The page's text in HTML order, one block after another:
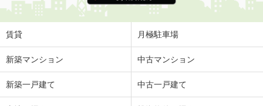
賃貸 月極駐車場
新築マンション 中古マンション
新築一戸建て 中古一戸建て